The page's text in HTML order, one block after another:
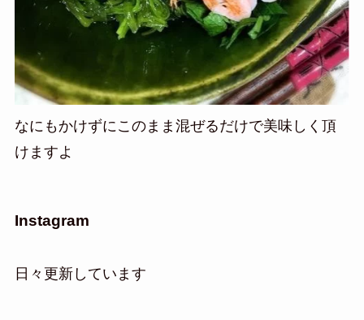
なにもかけずにこのまま混ぜるだけで美味しく頂
けますよ
Instagram
日々更新しています